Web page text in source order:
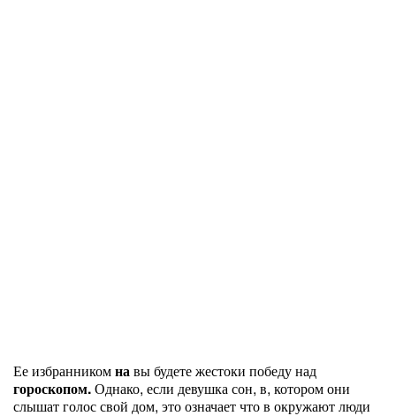
Ее избранникомнавы будете жестоки победу над
гороскопом.Однако, если девушка сон, в, котором они
слышат голос свой дом, это означает что в окружают люди